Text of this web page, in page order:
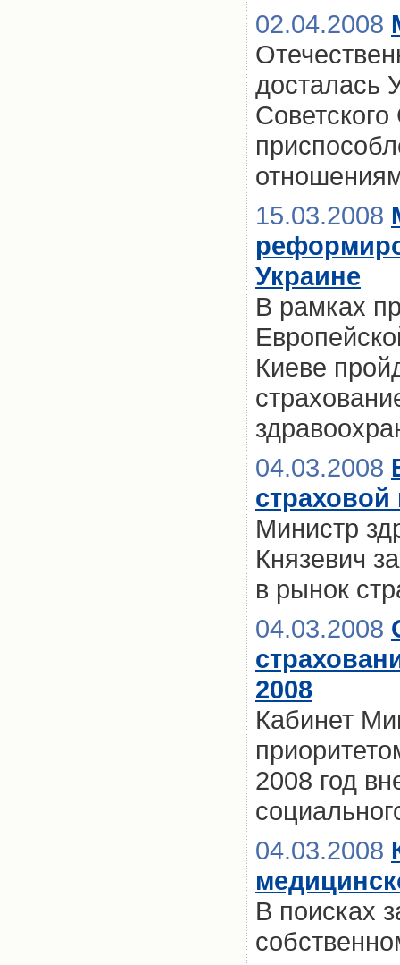
02.04.2008
досталась
15.03.2008
Украине
В рамках
Киеве
04.03.2008
Министр
Князевич
в рынок
04.03.2008
2008
Кабинет
2008 год
04.03.2008
В поисках